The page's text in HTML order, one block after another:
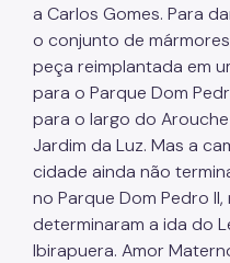
Arqueologia
Documentos e
Redes Sociais
Youtube
a Carlos Gomes. Para
o conjunto de
peça reimplantada em
para o Parque Dom
para o largo do
Jardim da Luz. Mas a
cidade ainda não
no Parque Dom Pedro
determinaram a ida do
Ibirapuera. Amor